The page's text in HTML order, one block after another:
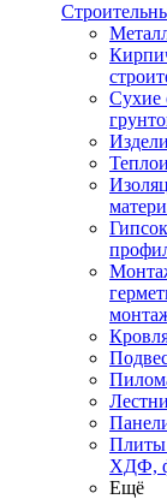
Сухие
ХДФ,
Ещё